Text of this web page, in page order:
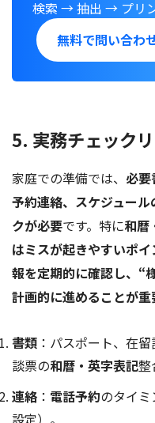
検索 → 抽出 → プリ
無料で問い合わ
5. 実務チェック
家庭での準備では、 必要
予約連絡、スケジュー
クが必要です。特に和暦
はミスが起きやすいポイ
報を定期的に確認し、“
計画的に進めることが重
書類 ：パスポート、在
談票の和暦・英字表記整
連絡 ： 電話予約のタイ
設定）。